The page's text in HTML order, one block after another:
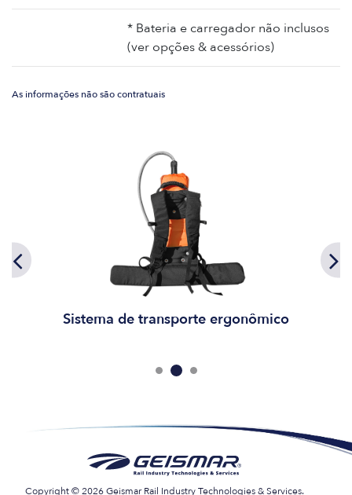
* Bateria e carregador não inclusos
(ver opções & acessórios)
As informações não são contratuais
Sistema de transporte ergonômico
Copyright © 2026 Geismar Rail Industry Technologies & Services.